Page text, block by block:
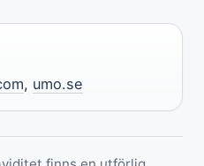
, umo.se